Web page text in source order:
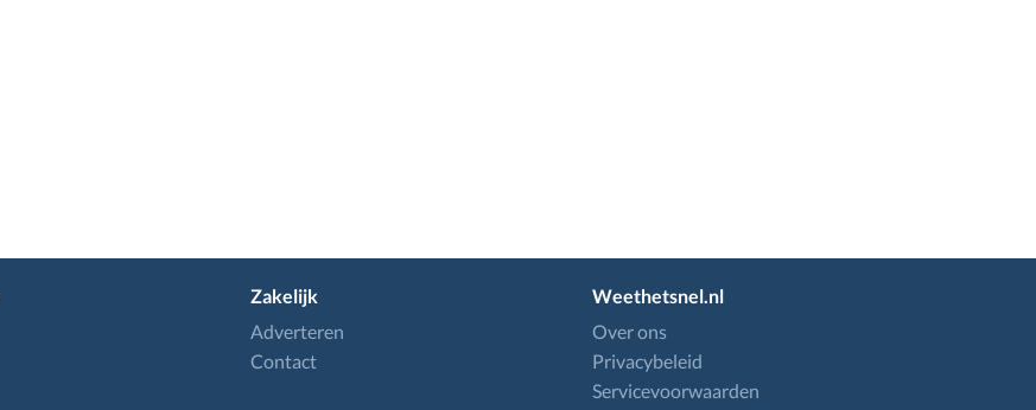
Zakelijk
Adverteren
Contact
Weethetsnel.nl
Over ons
Privacybeleid
Servicevoorwaarden